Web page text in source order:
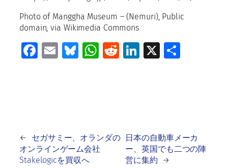
Photo of Manggha Museum – (Nemuri), Public
domain, via Wikimedia Commons
Facebook
EmailBluesky
WhatsApp
RedditLinkedIn
X
←
セガサミー、オランダの
オンラインゲーム会社
Stakelogicを買収へ
日本の自動車メーカ
ー、英国でも二つの陣
営に集約
→